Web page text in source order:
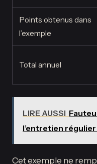
Points obtenus dans
l’exemple
Total annuel
LIRE AUSSI
l’entretien
Cet exemple ne